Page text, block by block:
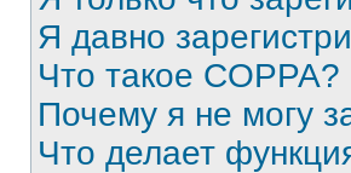
Я давно
Что такое COPPA?
Почему я не могу
Что делает